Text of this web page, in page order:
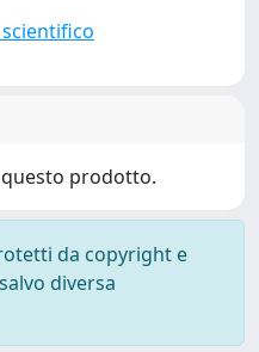
prodotto.
da copyright e
diversa